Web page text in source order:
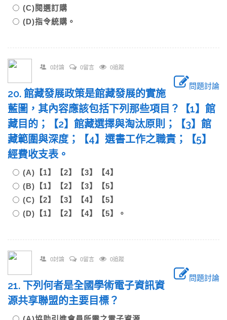
(C)閱選訂購
(D)指令統購。
0討論 0留言 0追蹤
問題討論
20. 館藏發展政策是館藏發展的實施
藍圖，其內容應該包括下列那些項目？【1】館
藏目的；【2】館藏選擇與淘汰原則；【3】館
藏範圍與深度；【4】選書工作之職責；【5】
經費收支表。
(A)【1】【2】【3】【4】
(B)【1】【2】【3】【5】
(C)【2】【3】【4】【5】
(D)【1】【2】【4】【5】。
0討論 0留言 0追蹤
問題討論
21. 下列何者是全國學術電子資訊資
源共享聯盟的主要目標？